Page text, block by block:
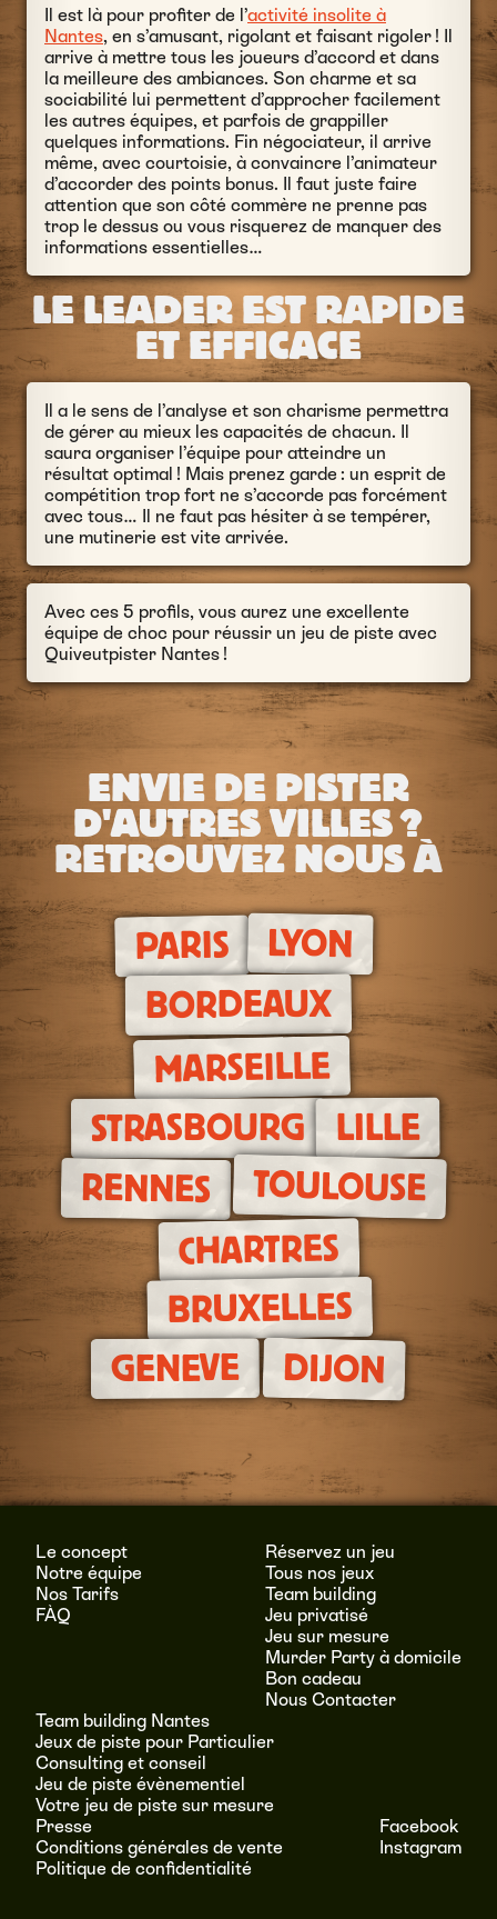
Il est là pour profiter de l’activité insolite à
Nantes, en s’amusant, rigolant et faisant rigoler ! Il
arrive à mettre tous les joueurs d’accord et dans
la meilleure des ambiances. Son charme et sa
sociabilité lui permettent d’approcher facilement
les autres équipes, et parfois de grappiller
quelques informations. Fin négociateur, il arrive
même, avec courtoisie, à convaincre l’animateur
d’accorder des points bonus. Il faut juste faire
attention que son côté commère ne prenne pas
trop le dessus ou vous risquerez de manquer des
informations essentielles…
LE LEADER EST RAPIDE
ET EFFICACE
Il a le sens de l’analyse et son charisme permettra
de gérer au mieux les capacités de chacun. Il
saura organiser l’équipe pour atteindre un
résultat optimal ! Mais prenez garde : un esprit de
compétition trop fort ne s’accorde pas forcément
avec tous… Il ne faut pas hésiter à se tempérer,
une mutinerie est vite arrivée.
Avec ces 5 profils, vous aurez une excellente
équipe de choc pour réussir un jeu de piste avec
Quiveutpister Nantes !
ENVIE DE PISTER
D'AUTRES VILLES ?
RETROUVEZ NOUS À
PARIS LYON
BORDEAUX
MARSEILLE
STRASBOURG LILLE
RENNES TOULOUSE
CHARTRES
BRUXELLES
GENEVE DIJON
Le concept
Notre équipe
Nos Tarifs
FÀQ
Réservez un jeu
Tous nos jeux
Team building
Jeu privatisé
Jeu sur mesure
Murder Party à domicile
Bon cadeau
Nous Contacter
Team building Nantes
Jeux de piste pour Particulier
Consulting et conseil
Jeu de piste évènementiel
Votre jeu de piste sur mesure
Presse
Conditions générales de vente
Politique de confidentialité
Facebook
Instagram